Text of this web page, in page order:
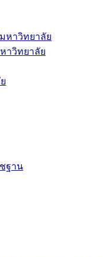
หาวิทยาลัย
าวิทยาลัย
ฐาน